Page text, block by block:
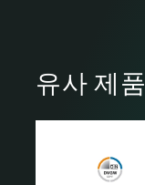
유사 제품